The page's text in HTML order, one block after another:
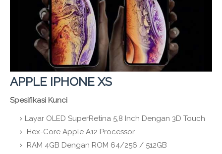
APPLE IPHONE XS
Spesifikasi Kunci
Layar OLED SuperRetina 5,8 Inch Dengan 3D Touch
Hex-Core Apple A12 Processor
RAM 4GB Dengan ROM 64/256 / 512GB